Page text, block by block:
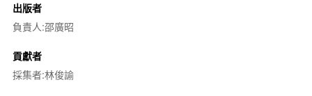
出版者
負責人:邵廣昭
貢獻者
採集者:林俊諭